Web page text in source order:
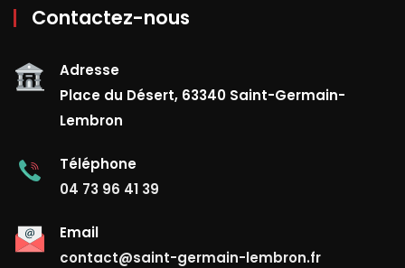
Contactez-nous
Adresse
Place du Désert, 63340 Saint-Germain-
Lembron
Téléphone
04 73 96 41 39
Email
contact@saint-germain-lembron.fr